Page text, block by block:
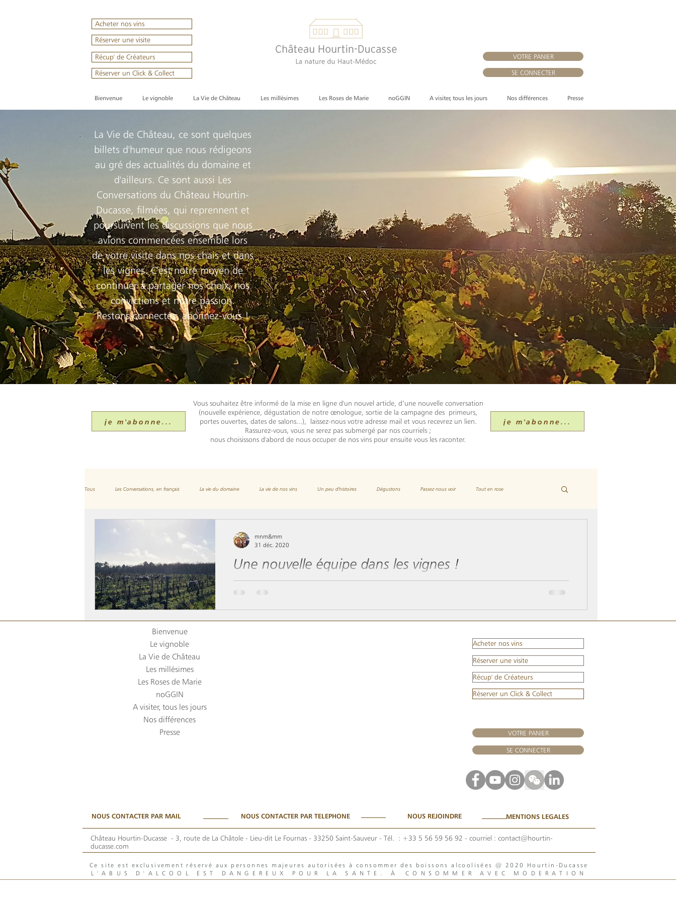
Acheter nos vins
Réserver une visite
Récup' de Créateurs
Réserver un Click & Collect
VOTRE PANIER
SE CONNECTER
Bienvenue Le vignoble La Vie de Château Les millésimes Les Roses de Marie noGGIN A visiter, tous les jours Nos différences Presse
La Vie de Château, ce sont quelques
billets d'humeur que nous rédigeons
au gré des actualités du domaine et
d'ailleurs. Ce sont aussi Les
Conversations du Château Hourtin-
Ducasse, filmées, qui reprennent et
poursuivent les discussions que nous
avions commencées ensemble lors
de votre visite dans nos chais et dans
les vignes. C'est notre moyen de
continuer à partager nos choix, nos
convictions et notre passion.
Restons connectés, abonnez-vous !
Vous souhaitez être informé de la mise en ligne d'un nouvel article, d’une nouvelle conversation
(nouvelle expérience, dégustation de notre œnologue, sortie de la campagne des primeurs,
portes ouvertes, dates de salons...), laissez-nous votre adresse mail et vous recevrez un lien.
Rassurez-vous, vous ne serez pas submergé par nos courriels ;
nous choisissons d'abord de nous occuper de nos vins pour ensuite vous les raconter.
je m'abonne...
je m'abonne...
Tous Les Conversations, en français La vie du domaine La vie de nos vins Un peu d'histoires Dégustons Passez nous voir Tout en rose
Et les spiritueux
Une nouvelle équipe dans les vignes !
Marguerite, Véronique, Gisèle, Josette, Mélissa, Maryline… sont arrivées dans nos vignes. Ces 30
jolies brebis landaises s’activent...
mnm&mm
31 déc. 2020
Bienvenue
Le vignoble
La Vie de Château
Les millésimes
Les Roses de Marie
noGGIN
A visiter, tous les jours
Nos différences
Presse
Acheter nos vins
Réserver une visite
Récup' de Créateurs
Réserver un Click & Collect
VOTRE PANIER
SE CONNECTER
NOUS CONTACTER PAR MAIL NOUS CONTACTER PAR TELEPHONE NOUS REJOINDRE MENTIONS LEGALES
Château Hourtin-Ducasse - 3, route de La Châtole - Lieu-dit Le Fournas - 33250 Saint-Sauveur - Tél. : +33 5 56 59 56 92 - courriel : contact@hourtin-
ducasse.com
Ce site est exclusivement réservé aux personnes majeures autorisées à consommer des boissons alcoolisées @ 2020 Hourtin-Ducasse
L'ABUS D'ALCOOL EST DANGEREUX POUR LA SANTE. À CONSOMMER AVEC MODERATION